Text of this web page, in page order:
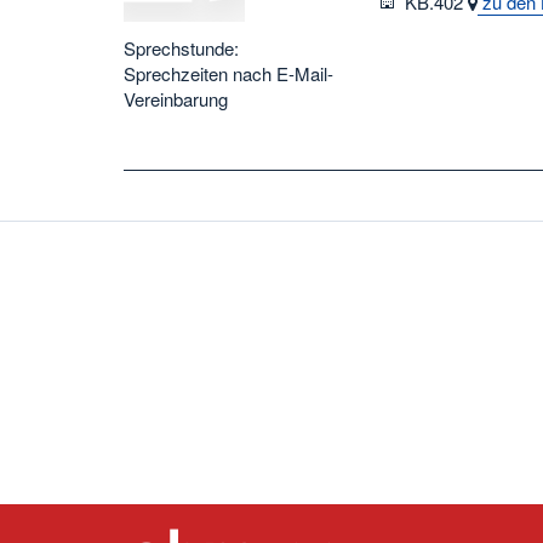
Sprechstunde:
Sprechzeiten nach E-Mail-
Vereinbarung